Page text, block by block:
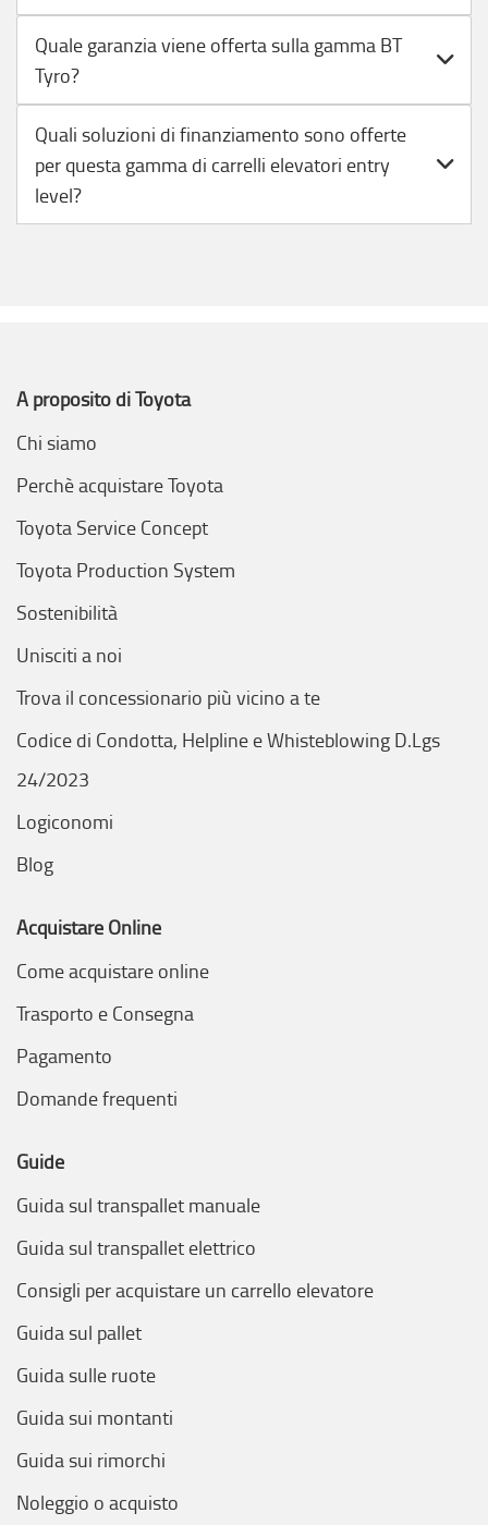
Quale garanzia viene offerta sulla gamma BT
Tyro?
Quali soluzioni di finanziamento sono offerte
per questa gamma di carrelli elevatori entry
level?
A proposito di Toyota
Chi siamo
Perchè acquistare Toyota
Toyota Service Concept
Toyota Production System
Sostenibilità
Unisciti a noi
Trova il concessionario più vicino a te
Codice di Condotta, Helpline e Whisteblowing D.Lgs
24/2023
Logiconomi
Blog
Acquistare Online
Come acquistare online
Trasporto e Consegna
Pagamento
Domande frequenti
Guide
Guida sul transpallet manuale
Guida sul transpallet elettrico
Consigli per acquistare un carrello elevatore
Guida sul pallet
Guida sulle ruote
Guida sui montanti
Guida sui rimorchi
Noleggio o acquisto